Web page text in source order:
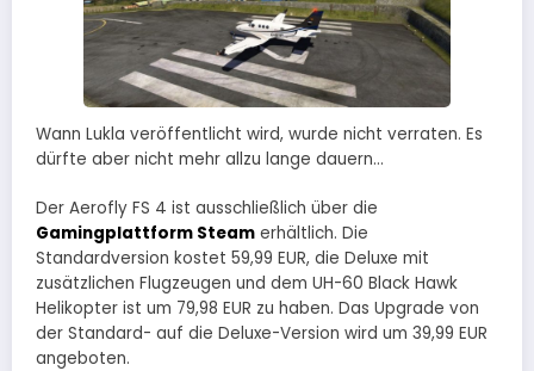
Wann Lukla veröffentlicht wird, wurde nicht verraten. Es
dürfte aber nicht mehr allzu lange dauern…
Der Aerofly FS 4 ist ausschließlich über die
Gamingplattform Steam erhältlich. Die
Standardversion kostet 59,99 EUR, die Deluxe mit
zusätzlichen Flugzeugen und dem UH-60 Black Hawk
Helikopter ist um 79,98 EUR zu haben. Das Upgrade von
der Standard- auf die Deluxe-Version wird um 39,99 EUR
angeboten.